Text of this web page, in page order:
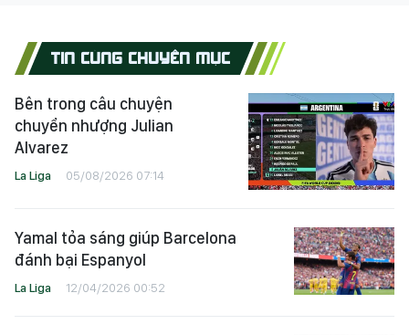
TIN CÙNG CHUYÊN MỤC
Bên trong câu chuyện
chuyển nhượng Julian
Alvarez
La Liga 05/08/2026 07:14
Yamal tỏa sáng giúp Barcelona
đánh bại Espanyol
La Liga 12/04/2026 00:52